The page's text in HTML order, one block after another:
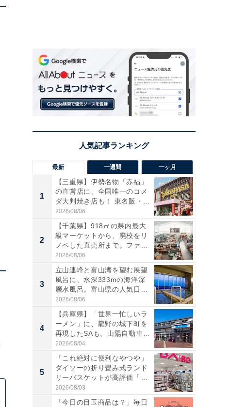
最新 一週間 一ヶ月
1
【三重県】伊勢名物「赤福」
の直営店に、全国唯一のコメ
ダ大判焼き店も！ 東名阪・
伊...
2026/08/06
2
【千葉県】918㎡の県内最大
級マーケットから、廃校をリ
ノベした直売所まで。ファ
ー...
2026/08/06
3
立山連峰と富山湾を望む展望
風呂に、水深333mの海洋深
層水風呂。富山県の人気日
帰...
2026/08/06
4
【兵庫県】「世界一忙しいラ
ーメン」に、龍野の城下町を
再現したSAも。山陽自動車
道...
2026/08/04
5
「これ絶対に便利なやつや」
ダイソーの折り畳み式ランド
リーバスケットが高評価「使
わ...
2026/08/03
「今日の目玉商品は？」毎日